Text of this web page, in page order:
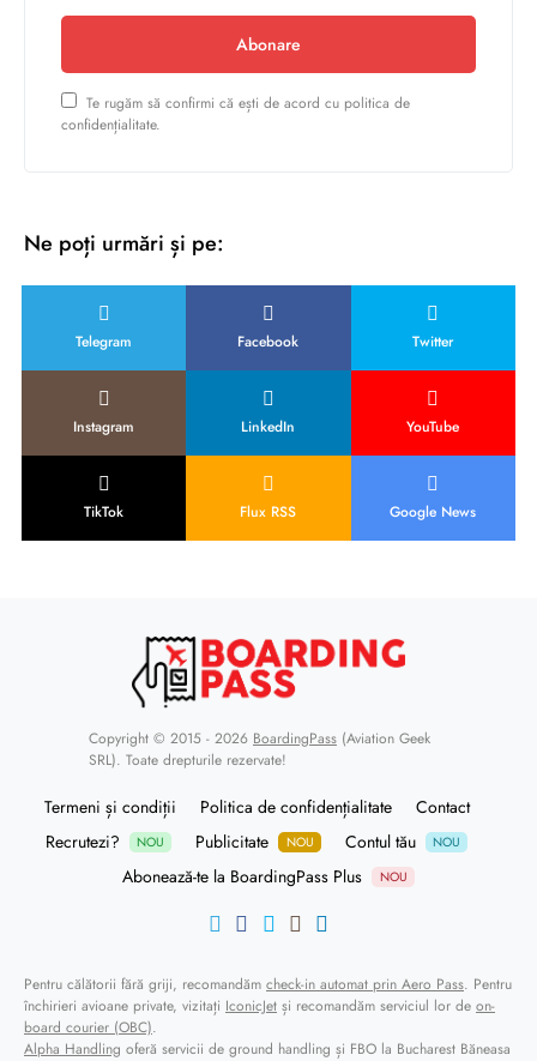
Abonare
Te rugăm să confirmi că ești de acord cu politica de
confidențialitate.
Ne poți urmări și pe:
Telegram Facebook Twitter
Instagram LinkedIn YouTube
TikTok Flux RSS Google News
Copyright © 2015 - 2026 BoardingPass (Aviation Geek
SRL). Toate drepturile rezervate!
Termeni și condiții Politica de confidențialitate
Contact
Recrutezi?
NOU Publicitate NOU Contul tău NOU
Abonează-te la BoardingPass Plus NOU
Pentru călătorii fără griji, recomandăm check-in automat prin Aero Pass. Pentru
închirieri avioane private, vizitați IconicJet și recomandăm serviciul lor de on-
board courier (OBC).
Alpha Handling oferă servicii de ground handling și FBO la Bucharest Băneasa